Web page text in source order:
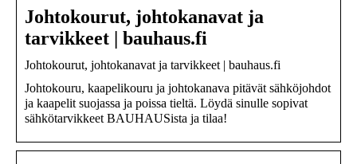
Johtokourut, johtokanavat ja
tarvikkeet | bauhaus.fi
Johtokourut, johtokanavat ja tarvikkeet | bauhaus.fi
Johtokouru, kaapelikouru ja johtokanava pitävät sähköjohdot
ja kaapelit suojassa ja poissa tieltä. Löydä sinulle sopivat
sähkötarvikkeet BAUHAUSista ja tilaa!